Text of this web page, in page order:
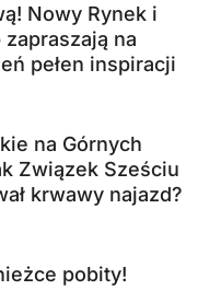
Nowy Rynek i
na
pełen inspiracji
na Górnych
Związek Sześciu
krwawy najazd?
pobity!